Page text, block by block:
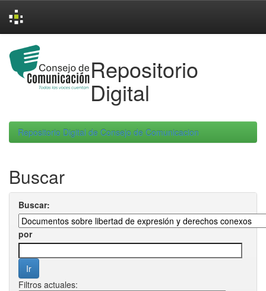
navigation
Repositorio
Digital
Repositorio Digital de Consejo de Comunicacion
Buscar
Buscar:
por
Filtros actuales: